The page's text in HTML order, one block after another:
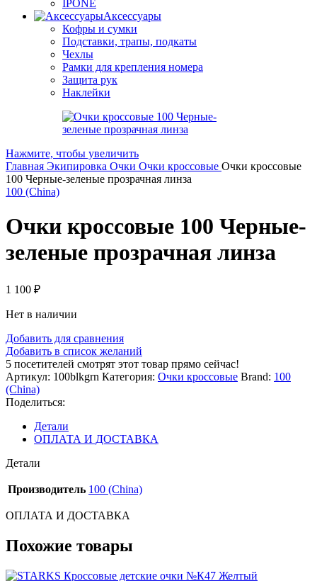
IPONE
Аксессуары
Кофры и сумки
Подставки, трапы, подкаты
Чехлы
Рамки для крепления номера
Защита рук
Наклейки
Нажмите, чтобы увеличить
Главная Экипировка Очки Очки кроссовые Очки кроссовые
100 Черные-зеленые прозрачная линза
100 (China)
Очки кроссовые 100 Черные-
зеленые прозрачная линза
1 100 ₽
Нет в наличии
Добавить для сравнения
Добавить в список желаний
5 посетителей смотрят этот товар прямо сейчас!
Артикул: 100blkgrn Категория: Очки кроссовые Brand: 100
(China)
Поделиться:
Детали
ОПЛАТА И ДОСТАВКА
Детали
Производитель 100 (China)
ОПЛАТА И ДОСТАВКА
Похожие товары